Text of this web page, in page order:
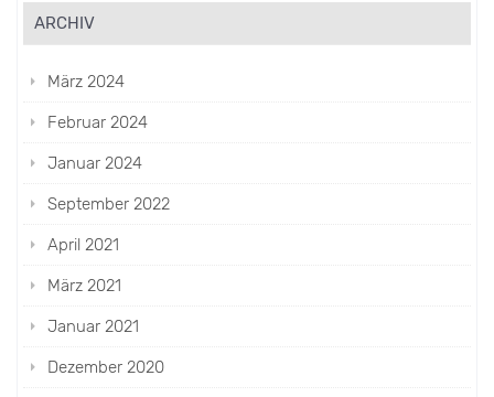
ARCHIV
März 2024
Februar 2024
Januar 2024
September 2022
April 2021
März 2021
Januar 2021
Dezember 2020